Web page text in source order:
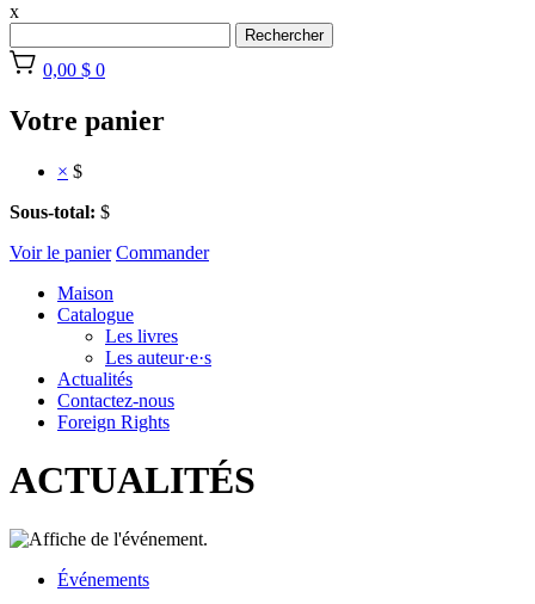
x
Rechercher
0,00 $ 0
Votre panier
× $
Sous-total: $
Voir le panier Commander
Maison
Catalogue
Les livres
Les auteur·e·s
Actualités
Contactez-nous
Foreign Rights
ACTUALITÉS
Événements